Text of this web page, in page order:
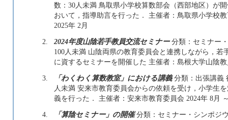
数：30人未満 鳥取県小学校算数部会（西部地区）が
おいて，指導助言を行った． 主催者：鳥取県小学校
2025年 2月
2.
2024年度山陰若手教員交流セミナー分類：セミナー
100人未満 山陰両県の教育委員会と連携しながら，
に資するセミナーを開催した 主催者：島根大学山陰
3.
「わくわく算数教室」における講義分類：出張講義
人未満 安来市教育委員会からの依頼を受け，小学生
義を行った． 主催者：安来市教育委員会 2024年 8月
4.
「算陰セミナー」の開催分類：セミナー・シンポジ